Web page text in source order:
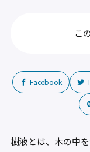
こ
Facebook
樹液とは、木の中